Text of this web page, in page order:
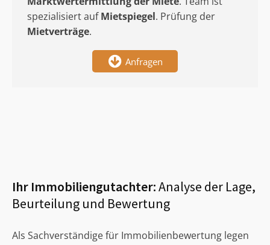
spezialisiert aufMietspiegel. Prüfung der
Mietverträge.
Anfragen
Ihr Immobiliengutachter:Analyse der Lage,
Beurteilung und Bewertung
Als Sachverständige für Immobilienbewertung legen